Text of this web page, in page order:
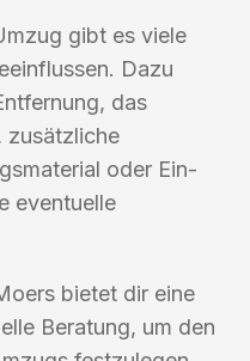
gibt es viele
Dazu
das
zusätzliche
oder Ein-
eventuelle
bietet dir eine
Beratung, um den